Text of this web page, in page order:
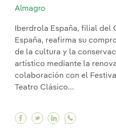
Almagro
Iberdrola España, filial del
España, reafirma su
de la cultura y la
artístico mediante la
colaboración con el
Teatro Clásico...
Facebook Iberdrola
Twitter Iberdrola
Linkedin